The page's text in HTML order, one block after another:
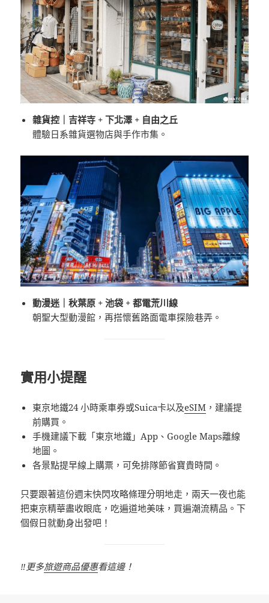
雜貨控｜吉祥寺 + 下北澤 + 自由之丘
體驗日系雜貨選物店與手作市集。
動漫迷｜秋葉原 + 池袋 + 都電荒川線
朝聖大型動漫館，再搭懷舊路面電車探險巷弄。
實用小提醒
東京地鐵24 小時乘車券或Suica卡以及eSIM ，建議提
前購買。
手機建議下載「東京地鐵」App、Google Maps離線
地圖。
各景點提早線上購票，可免排隊節省寶貴時間。
只要跟著這份週末快閃攻略條理分明地走，兩天一夜也能
把東京精華盡收眼底，吃遍道地美味，買遍潮流精品。下
個假日就動身出發吧！
‼️更多旅遊商品優惠看這邊！